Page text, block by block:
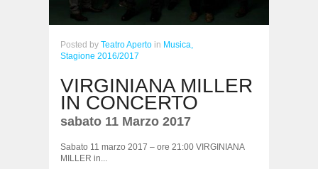
Posted by Teatro Aperto in Musica,
Stagione 2016/2017
VIRGINIANA MILLER
IN CONCERTO
sabato 11 Marzo 2017
Sabato 11 marzo 2017 – ore 21:00 VIRGINIANA
MILLER in...